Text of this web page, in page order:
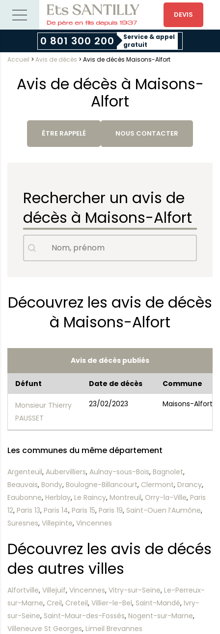
DEVIS
0 801 300 200
Service & appel
gratuit
Accueil > Avis de décès > Avis de décès Maisons-Alfort
Avis de décès à Maisons-
Alfort
ÊTRE RAPPELÉ NOUS CONTACTER
Rechercher un avis de
décès à Maisons-Alfort
Avis de décès - Nom, prénom
Découvrez les avis de décès
à Maisons-Alfort
Avis de décès publiés
Défunt Date de décès Commune
Monsieur Thierry
PAUSSET
23/02/2023 Maisons-Alfort
Les communes du même département
Argenteuil, Aubervilliers, Aulnay-sous-Bois, Bagnolet,
Beauvais, Bondy, Boulogne-Billancourt, Clermont, Drancy,
Eaubonne, Herblay, Le Raincy, Montreuil, Orry-la-Ville, Paris
12, Paris 13, Paris 14, Paris 15, Paris 19, Saint-Ouen l’Aumône,
Suresnes, Villepinte, Vincennes
Découvrez les avis de décés
des autres villes
Alfortville, Villejuif, Vincennes, Vitry-sur-Seine, Le-Perreux-
sur-Marne, Creil, Creteil, Villier-le-Bel, Saint-Mandé, Ivry-
sur-Seine, Saint-Maur-des-Fossés, Nogent-sur-Marne,
Villeneuve St Georges, Limeil Brevannes